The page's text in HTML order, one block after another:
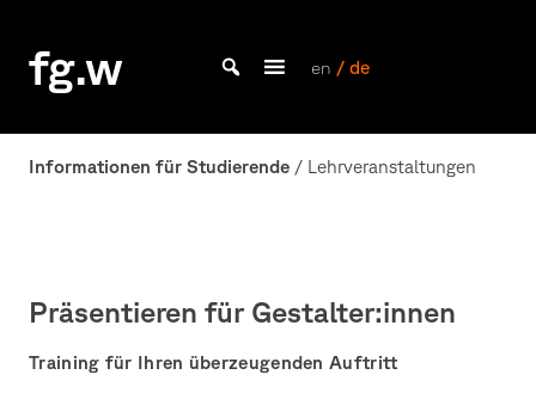
content
fg.w
Bachelor Kommunikationsdesign und Master Design & Information studieren
en / de
Informationen für Studierende / Lehrveranstaltungen
Präsentieren für Gestalter:innen
Training für Ihren überzeugenden Auftritt